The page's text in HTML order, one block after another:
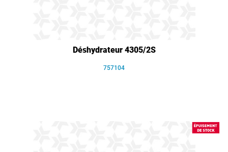
Déshydrateur 4305/2S
757104